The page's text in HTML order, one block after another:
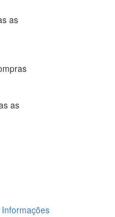
as
as
Informações